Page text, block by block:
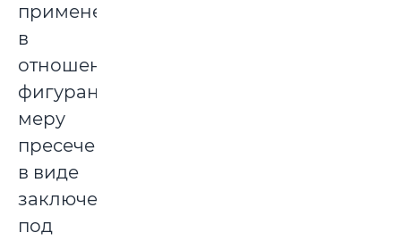
примененную
в
отношении
фигуранта
меру
пресечения
в виде
заключения
под